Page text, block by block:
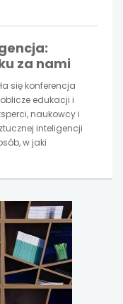
za nami
się konferencja
edukacji i
naukowcy i
inteligencji
w jaki
link
otwiera
w
nowej
karcie